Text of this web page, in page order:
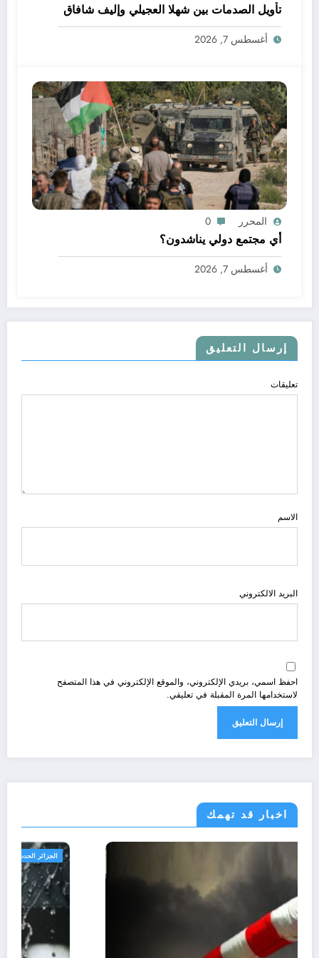
تأويل الصدمات بين شهلا العجيلي وإليف شافاق
أغسطس 7, 2026
المحرر 0
أي مجتمع دولي يناشدون؟
أغسطس 7, 2026
إرسال التعليق
تعليقات
الاسم
البريد الالكتروني
احفظ اسمي، بريدي الإلكتروني، والموقع الإلكتروني في هذا المتصفح
لاستخدامها المرة المقبلة في تعليقي.
اخبار قد تهمك